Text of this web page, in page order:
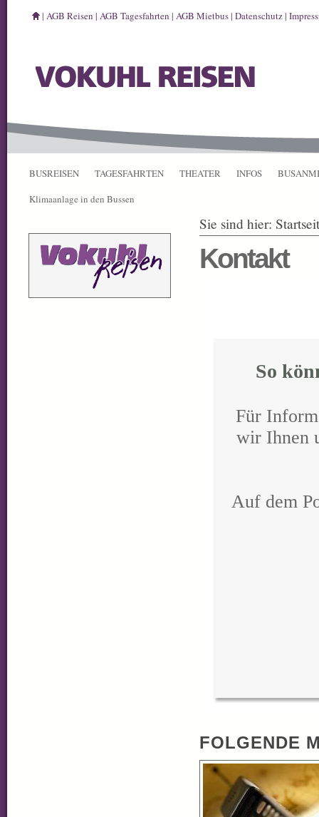
| AGB Reisen | AGB Tagesfahrten | AGB Mietbus| Datenschutz|
BUSREISEN TAGESFAHRTEN THEATER INFOS
Klimaanlage in den Bussen
Sie sind hier:
Kontakt
So
Für
wir Ihnen
Auf dem
FOLGENDE